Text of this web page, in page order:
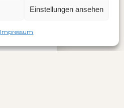
Einstellungen ansehen
Impres­sum